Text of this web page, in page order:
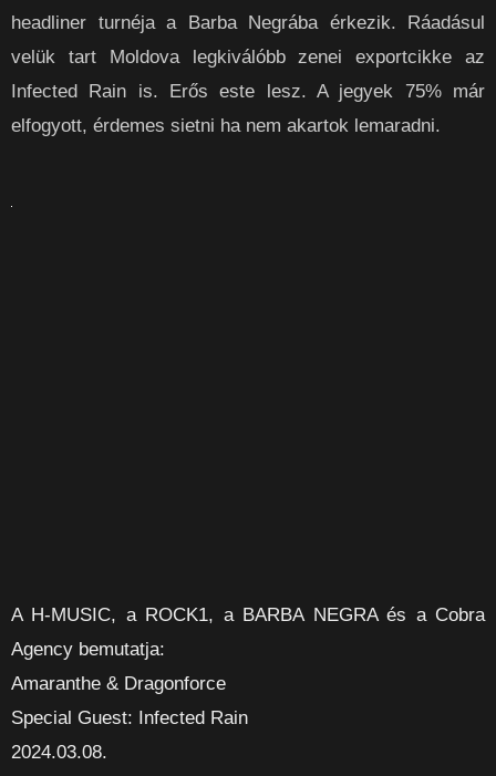
headliner turnéja a Barba Negrába érkezik. Ráadásul
velük tart Moldova legkiválóbb zenei exportcikke az
Infected Rain is. Erős este lesz. A jegyek 75% már
elfogyott, érdemes sietni ha nem akartok lemaradni.
A H-MUSIC, a ROCK1, a BARBA NEGRA és a Cobra
Agency bemutatja:
Amaranthe & Dragonforce
Special Guest: Infected Rain
2024.03.08.